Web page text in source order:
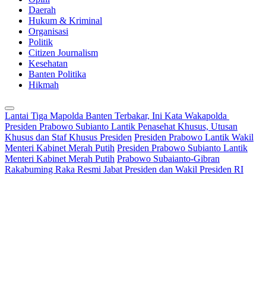
Daerah
Hukum & Kriminal
Organisasi
Politik
Citizen Journalism
Kesehatan
Banten Politika
Hikmah
Lantai Tiga Mapolda Banten Terbakar, Ini Kata Wakapolda
Presiden Prabowo Subianto Lantik Penasehat Khusus, Utusan
Khusus dan Staf Khusus Presiden Presiden Prabowo Lantik Wakil
Menteri Kabinet Merah Putih Presiden Prabowo Subianto Lantik
Menteri Kabinet Merah Putih Prabowo Subaianto-Gibran
Rakabuming Raka Resmi Jabat Presiden dan Wakil Presiden RI